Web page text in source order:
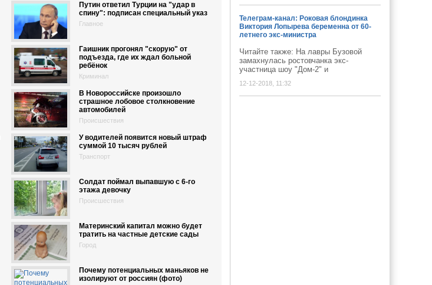
Путин ответил Турции на "удар в
спину": подписан специальный указ
Главное
Гаишник прогонял "скорую" от
подъезда, где их ждал больной
ребёнок
Криминал
В Новороссийске произошло
страшное лобовое столкновение
автомобилей
Происшествия
У водителей появится новый штраф
суммой 10 тысяч рублей
Транспорт
Солдат поймал выпавшую с 6-го
этажа девочку
Происшествия
Материнский капитал можно будет
тратить на частные детские сады
Город
Почему потенциальных маньяков не
изолируют от россиян (фото)
Телеграм-канал: Роковая блондинка
Виктория Лопырева беременна от 60-
летнего экс-министра
Читайте также: На лавры Бузовой
замахнулась ростовчанка экс-
участница шоу "Дом-2" и
12-12-2018, 11:32